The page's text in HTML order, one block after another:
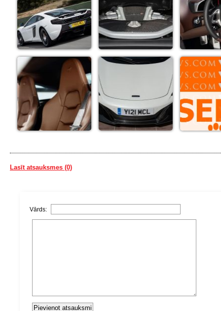
Lasīt atsauksmes (0)
Vārds: